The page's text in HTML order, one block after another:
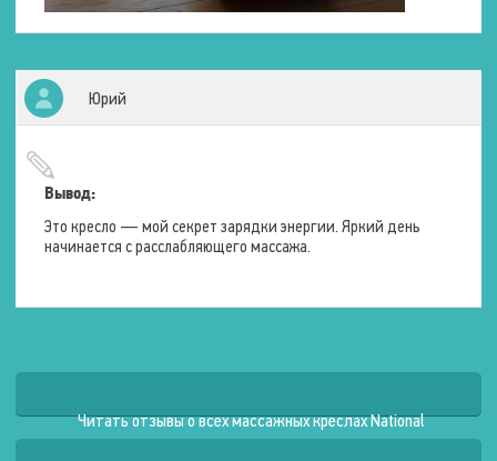
Ладони
Спина
Ноги
Икры
Количество ручных
программ
Мультимедия
Пульт управления
Проводной
к системе
Android
Юрий
Вывод:
Это кресло — мой секрет зарядки энергии. Яркий день
начинается с расслабляющего массажа.
Читать отзывы о всех массажных креслах National